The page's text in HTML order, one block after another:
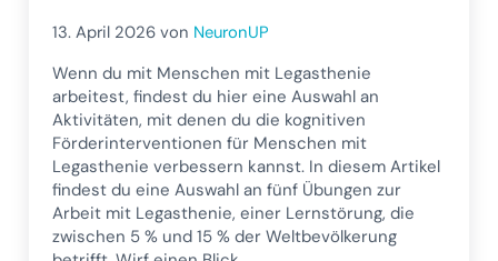
13. April 2026 von NeuronUP
Wenn du mit Menschen mit Legasthenie
arbeitest, findest du hier eine Auswahl an
Aktivitäten, mit denen du die kognitiven
Förderinterventionen für Menschen mit
Legasthenie verbessern kannst. In diesem Artikel
findest du eine Auswahl an fünf Übungen zur
Arbeit mit Legasthenie, einer Lernstörung, die
zwischen 5 % und 15 % der Weltbevölkerung